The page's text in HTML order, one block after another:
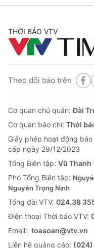
THỜI BÁO VTV
Theo dõi báo trên
Cơ quan chủ quản:Đài
Cơ quan báo chí: Thời
Giấy phép hoạt động
cấp ngày 29/12/2023
Tổng Biên tập: Vũ Thanh
Phó Tổng Biên tập:
Nguyễn Trọng Ninh
Tổng đài VTV: 024.38
Ðiện thoại Thời báo VTV:
Email: toasoan@vtv.vn
Liên hệ quảng cáo: (024)